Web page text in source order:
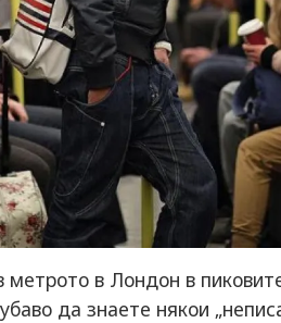
в Лондон в
да знаете някои